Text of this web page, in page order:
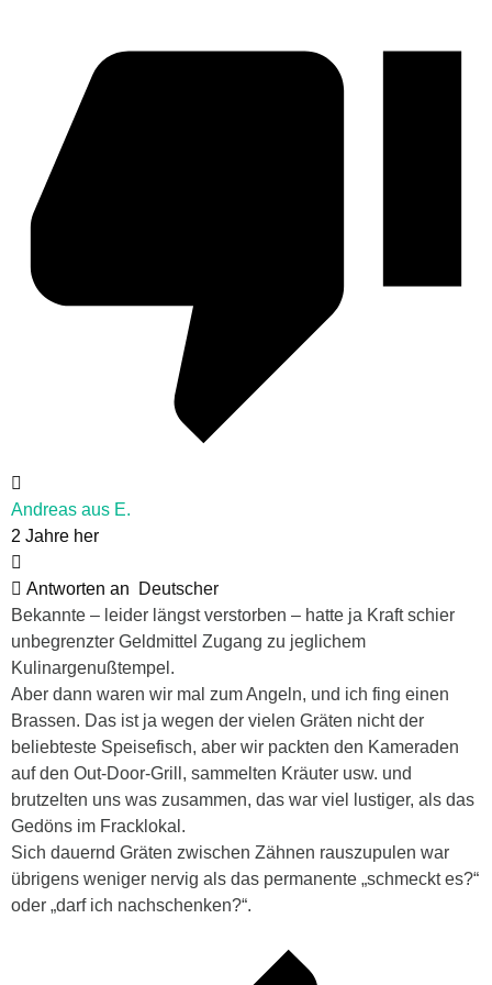
Andreas aus E.
2 Jahre her
Antworten an
Deutscher
Bekannte – leider längst verstorben – hatte ja Kraft schier
unbegrenzter Geldmittel Zugang zu jeglichem
Kulinargenußtempel.
Aber dann waren wir mal zum Angeln, und ich fing einen
Brassen. Das ist ja wegen der vielen Gräten nicht der
beliebteste Speisefisch, aber wir packten den Kameraden
auf den Out-Door-Grill, sammelten Kräuter usw. und
brutzelten uns was zusammen, das war viel lustiger, als das
Gedöns im Fracklokal.
Sich dauernd Gräten zwischen Zähnen rauszupulen war
übrigens weniger nervig als das permanente „schmeckt es?“
oder „darf ich nachschenken?“.